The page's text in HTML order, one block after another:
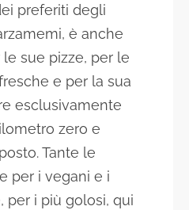
preferiti degli
è anche
sue pizze, per le
e per la sua
esclusivamente
zero e
Tante le
per i vegani e i
per i più golosi, qui